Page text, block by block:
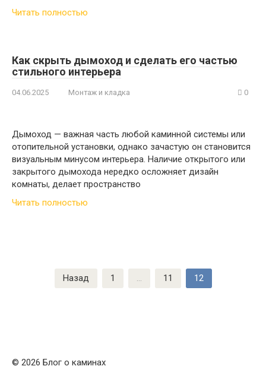
Читать полностью
Как скрыть дымоход и сделать его частью
стильного интерьера
04.06.2025 Монтаж и кладка 0
Дымоход — важная часть любой каминной системы или
отопительной установки, однако зачастую он становится
визуальным минусом интерьера. Наличие открытого или
закрытого дымохода нередко осложняет дизайн
комнаты, делает пространство
Читать полностью
Назад 1 … 11 12
© 2026 Блог о каминах